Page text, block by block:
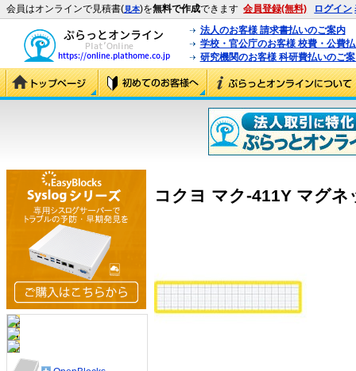
会員はオンラインで見積書(見本)を無料で作成できます 会員登録(無料) ログイン
法人のお客様 請求書払いのご案内
学校・官公庁のお客様 校費・公費
研究機関のお客様 科研費払いのご
コクヨ マク-411Y マグネ